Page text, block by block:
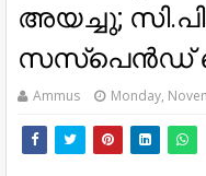
അയച്ചു;
സസ്‌പെന്‍ഡ്
Ammus Monday,